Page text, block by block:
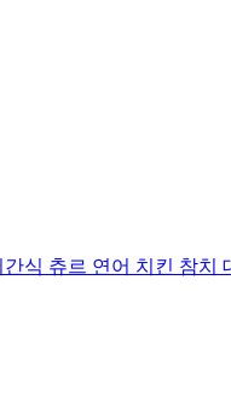
식 츄르 연어 치킨 참치